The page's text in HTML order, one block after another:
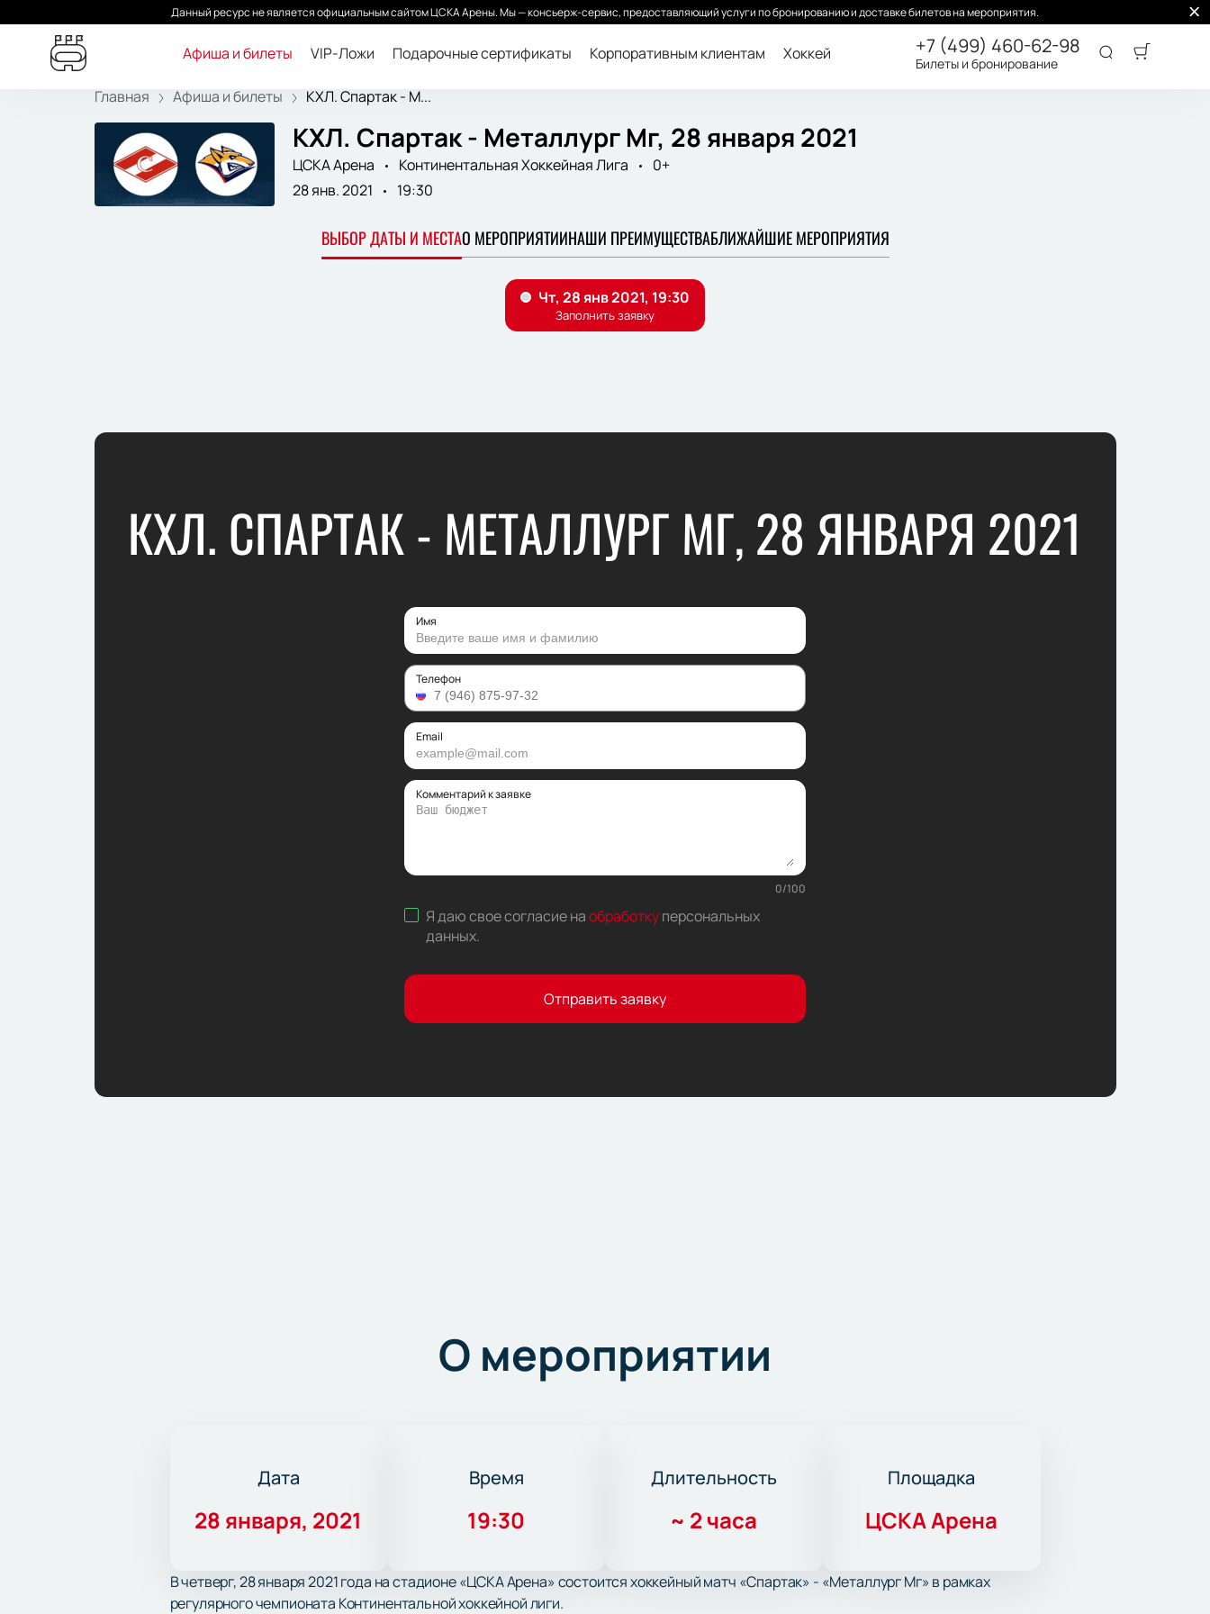
Данный ресурс не является официальным сайтом ЦСКА Арены. Мы — консьерж-сервис, предоставляющий услуги по бронированию и доставке билетов на мероприятия.
Афиша и билеты VIP-Ложи Подарочные сертификаты Корпоративным клиентам Хоккей +7 (499) 460-62-98
Билеты и бронирование
Главная Афиша и билеты КХЛ. Спартак - М...
КХЛ. Спартак - Металлург Мг, 28 января 2021
ЦСКА Арена Континентальная Хоккейная Лига
0+
28 янв. 2021
19:30
ВЫБОР ДАТЫ И МЕСТАО МЕРОПРИЯТИИНАШИ ПРЕИМУЩЕСТВАБЛИЖАЙШИЕ МЕРОПРИЯТИЯ
КХЛ. СПАРТАК - МЕТАЛЛУРГ МГ, 28 ЯНВАРЯ 2021
Имя
Телефон
Email
Комментарий к заявке
0/100
Я даю свое согласие наобработкуперсональных
данных.
Отправить заявку
О мероприятии
Дата
28 января, 2021
Время
19:30
Длительность
~ 2 часа
Площадка
ЦСКА Арена
В четверг, 28 января 2021 года на стадионе «ЦСКА Арена» состоится хоккейный матч «Спартак» - «Металлург Мг» в рамках
регулярного чемпионата Континентальной хоккейной лиги.